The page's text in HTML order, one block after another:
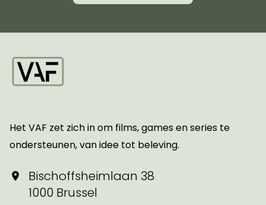
Het VAF zet zich in om films, games en series te
ondersteunen, van idee tot beleving.
Bischoffsheimlaan 38
1000 Brussel